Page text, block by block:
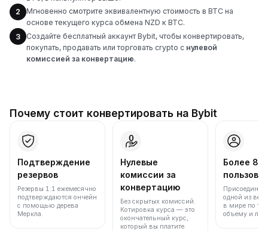
2
Мгновенно смотрите эквивалентную стоимость в BTC на
основе текущего курса обмена NZD к BTC.
3
Создайте бесплатный аккаунт Bybit, чтобы конвертировать,
покупать, продавать или торговать crypto с нулевой
комиссией за конвертацию.
Почему стоит конвертировать на Bybit
Подтверждение
резервов
Резервы 1:1 ежемесячно
подтверждаются ончейн
с помощью дерева
Меркла.
Нулевые
комиссии за
конвертацию
Без скрытых комиссий.
Котировка курса — это
окончательный курс,
который вы платите.
Более 86
одной из
в мире по
объему и